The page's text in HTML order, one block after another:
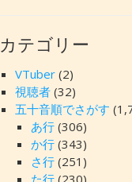
カテゴリー
VTuber (2)
視聴者 (32)
五十音順でさがす
あ行 (306)
か行 (343)
さ行 (251)